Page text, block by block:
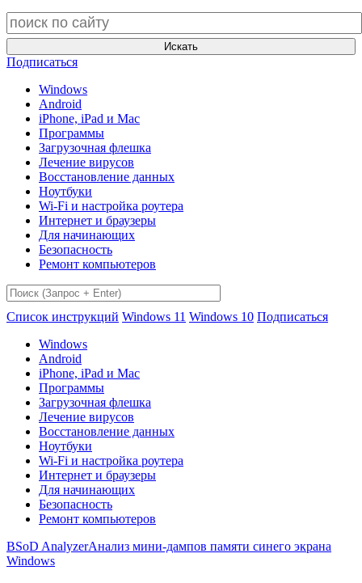
Искать
Подписаться
Windows
Android
iPhone, iPad и Mac
Программы
Загрузочная флешка
Лечение вирусов
Восстановление данных
Ноутбуки
Wi-Fi и настройка роутера
Интернет и браузеры
Для начинающих
Безопасность
Ремонт компьютеров
Список инструкций Windows 11 Windows 10 Подписаться
Windows
Android
iPhone, iPad и Mac
Программы
Загрузочная флешка
Лечение вирусов
Восстановление данных
Ноутбуки
Wi-Fi и настройка роутера
Интернет и браузеры
Для начинающих
Безопасность
Ремонт компьютеров
BSoD AnalyzerАнализ мини-дампов памяти синего экрана
Windows